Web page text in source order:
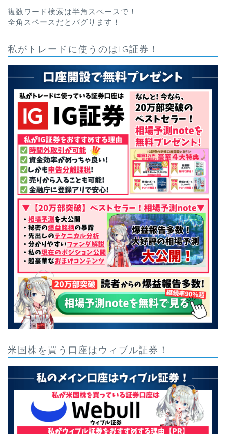
複数ワード検索は半角スペースで！
全角スペースだとバグります！
私がトレードに使うのはIG証券！
米国株を買う口座はウィブル証券！